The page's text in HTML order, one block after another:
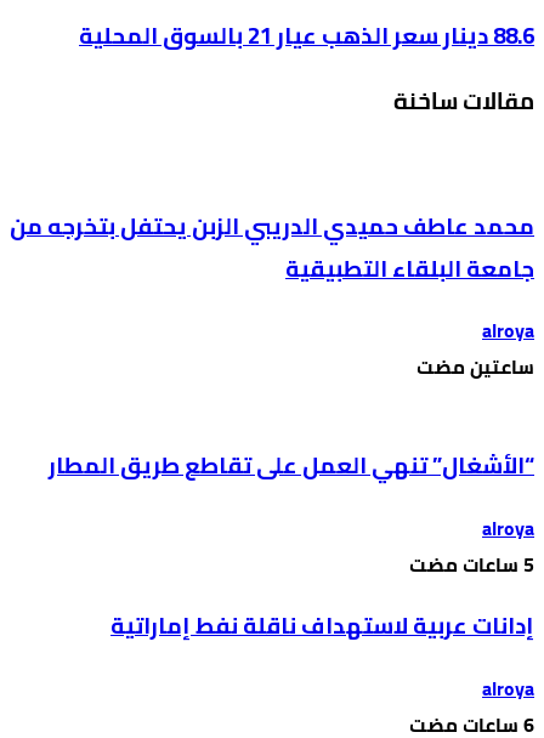
88.6 دينار سعر الذهب عيار 21 بالسوق المحلية
مقالات ساخنة
محمد عاطف حميدي الدريبي الزبن يحتفل بتخرجه من
جامعة البلقاء التطبيقية
alroya
‫‫‫‏‫ساعتين مضت‬
“الأشغال” تنهي العمل على تقاطع طريق المطار
alroya
إدانات عربية لاستهداف ناقلة نفط إماراتية
alroya